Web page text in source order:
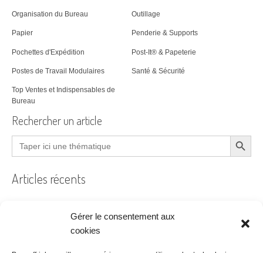
Gérer le consentement aux
cookies
Organisation du Bureau Outillage
Papier Penderie & Supports
Pochettes d'Expédition Post-It® & Papeterie
Postes de Travail Modulaires Santé & Sécurité
Top Ventes et Indispensables de
Bureau
Rechercher un article
Search
for:
Search Button
Articles récents
Filtre à air encrassé au bureau : le guide pratique